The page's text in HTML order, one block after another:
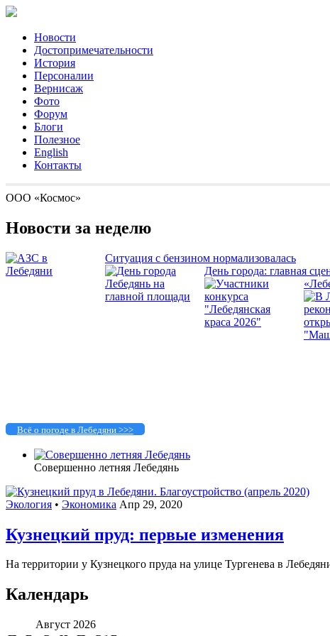
Новости
Достопримечательности
История
Персоналии
Вернисаж
Фото
Форум
Блоги
Полезное
English
Контакты
ООО «Космос»
Новости за неделю
Ситуация с бензином нормализовалась
День города: главная
Всё о погоде в Лебедяни >>>
Совершенно летняя Лебедянь
Экология • Экономика Апр 29, 2020
Кузнецкий пруд: первые изменения
На территории у Кузнецкого пруда на улице Тургенева в
Календарь
Август 2026